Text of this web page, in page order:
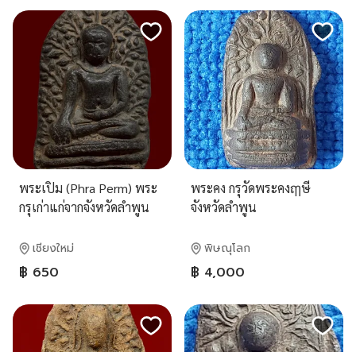
พระเปิม (Phra Perm) พระ
กรุเก่าแก่จากจังหวัดลำพูน
เชียงใหม่
฿ 650
พระคง กรุวัดพระคงฤๅษี
จังหวัดลำพูน
พิษณุโลก
฿ 4,000